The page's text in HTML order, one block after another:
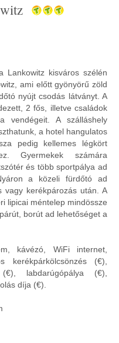
Lankowitz kisváros szélén
ami előtt gyönyörű zöld
nyújt csodás látványt. A
2 fős, illetve családok
vendégeit. A szálláshely
a hotel hangulatos
pedig kellemes légkört
Gyermekek számára
és több sportpálya ad
a közeli fürdőtó ad
vagy kerékpározás után. A
lipicai méntelep mindössze
borút ad lehetőséget a
kávézó, WiFi internet,
kerékpárkölcsönzés (€),
labdarúgópálya (€),
díja (€).